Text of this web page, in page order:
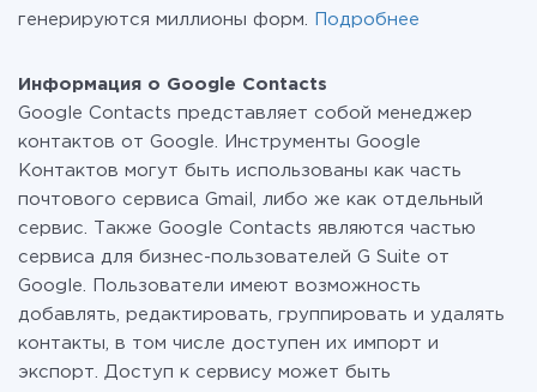
генерируются миллионы форм.
Подробнее
Информация о Google Contacts
Google Contacts представляет собой менеджер
контактов от Google. Инструменты Google
Контактов могут быть использованы как часть
почтового сервиса Gmail, либо же как отдельный
сервис. Также Google Contacts являются частью
сервиса для бизнес-пользователей G Suite от
Google. Пользователи имеют возможность
добавлять, редактировать, группировать и удалять
контакты, в том числе доступен их импорт и
экспорт. Доступ к сервису может быть